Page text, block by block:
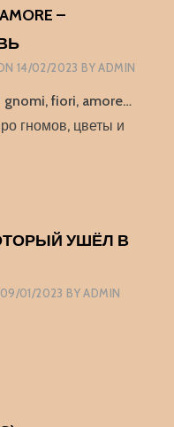
–
14/02/2023 BYADMIN
gnomi, fiori, amore…
гномов, цветы и
УШЁЛ В
09/01/2023 BYADMIN